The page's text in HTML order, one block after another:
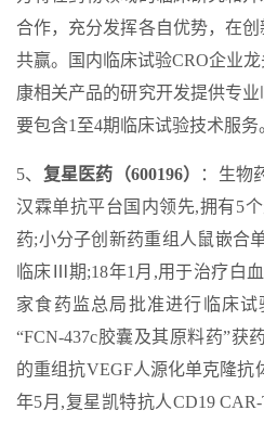
合作，充分发挥各自优势，在
共赢。国内临床试验CRO企业
康相关产品的研究开发提供专
要包含1至4期临床试验技术服务
5、 复星医药（600196）
：生物
汉霖单抗平台国内领先,拥有5
药;小分子创新药重组人鼠嵌合
临床Ⅲ期;18年1月,用于治疗白
家食药监总局批准进行临床
“FCN-437c胶囊及其原料药”获
的重组抗VEGF人源化单克隆抗
年5月,复星凯特抗人CD19